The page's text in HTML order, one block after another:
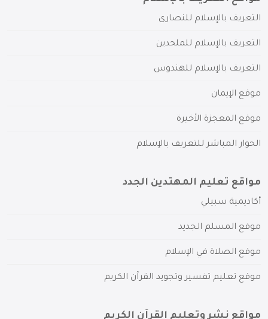
التعريف بالإسلام للنصارى
التعريف بالإسلام للملحدين
التعريف بالإسلام للهندوس
موقع الإيمان
موقع المعجزة الأخيرة
الحوار المباشر للتعريف بالإسلام
مواقع تعليم المهتدين الجدد
أكاديمية سبيلي
موقع المسلم الجديد
موقع الصلاة في الإسلام
موقع تعليم تفسير وتجويد القرآن الكريم
مواقع نشر وتعليم القرآن الكريم